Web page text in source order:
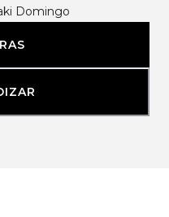
Domingo